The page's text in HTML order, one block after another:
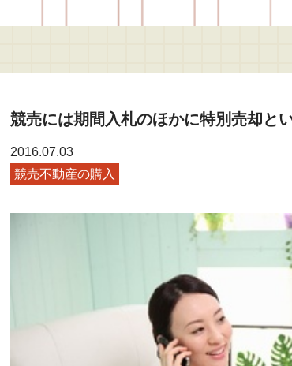
競売には期間入札のほかに特別売却と
2016.07.03
競売不動産の購入